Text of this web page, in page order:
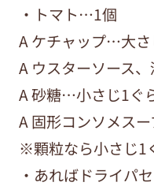
・トマト…1個
A ケチャップ…大
A ウスターソース
A 砂糖…小さじ1ぐ
A 固形コンソメス
※顆粒なら小さじ1
・あればドライパ